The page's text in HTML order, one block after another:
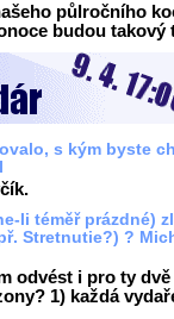
půlročního
budou takový
s kým byste
li téměř prázdné)
Stretnutie?) ?
odvést i pro ty dvě
1) každá